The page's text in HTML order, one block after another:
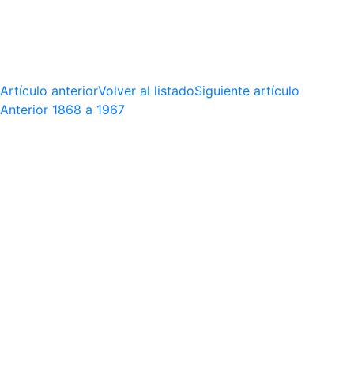
Artículo anteriorVolver al listadoSiguiente artículo
Anterior 1868 a 1967